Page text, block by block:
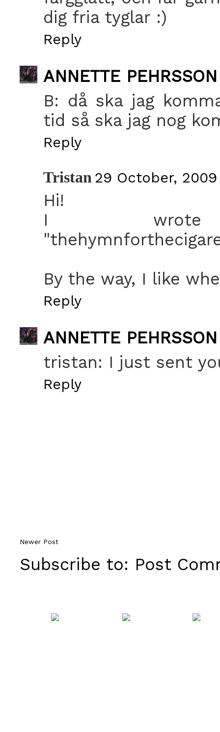
dig fria tyglar :)
Reply
ANNETTE PEHRSSON
B: då ska jag
tid så ska jag nog
Reply
Tristan 29 October,
Hi!
I
By the way, I like
Reply
ANNETTE PEHRSSON
tristan: I just sent
Reply
Newer Post
Subscribe to: Post